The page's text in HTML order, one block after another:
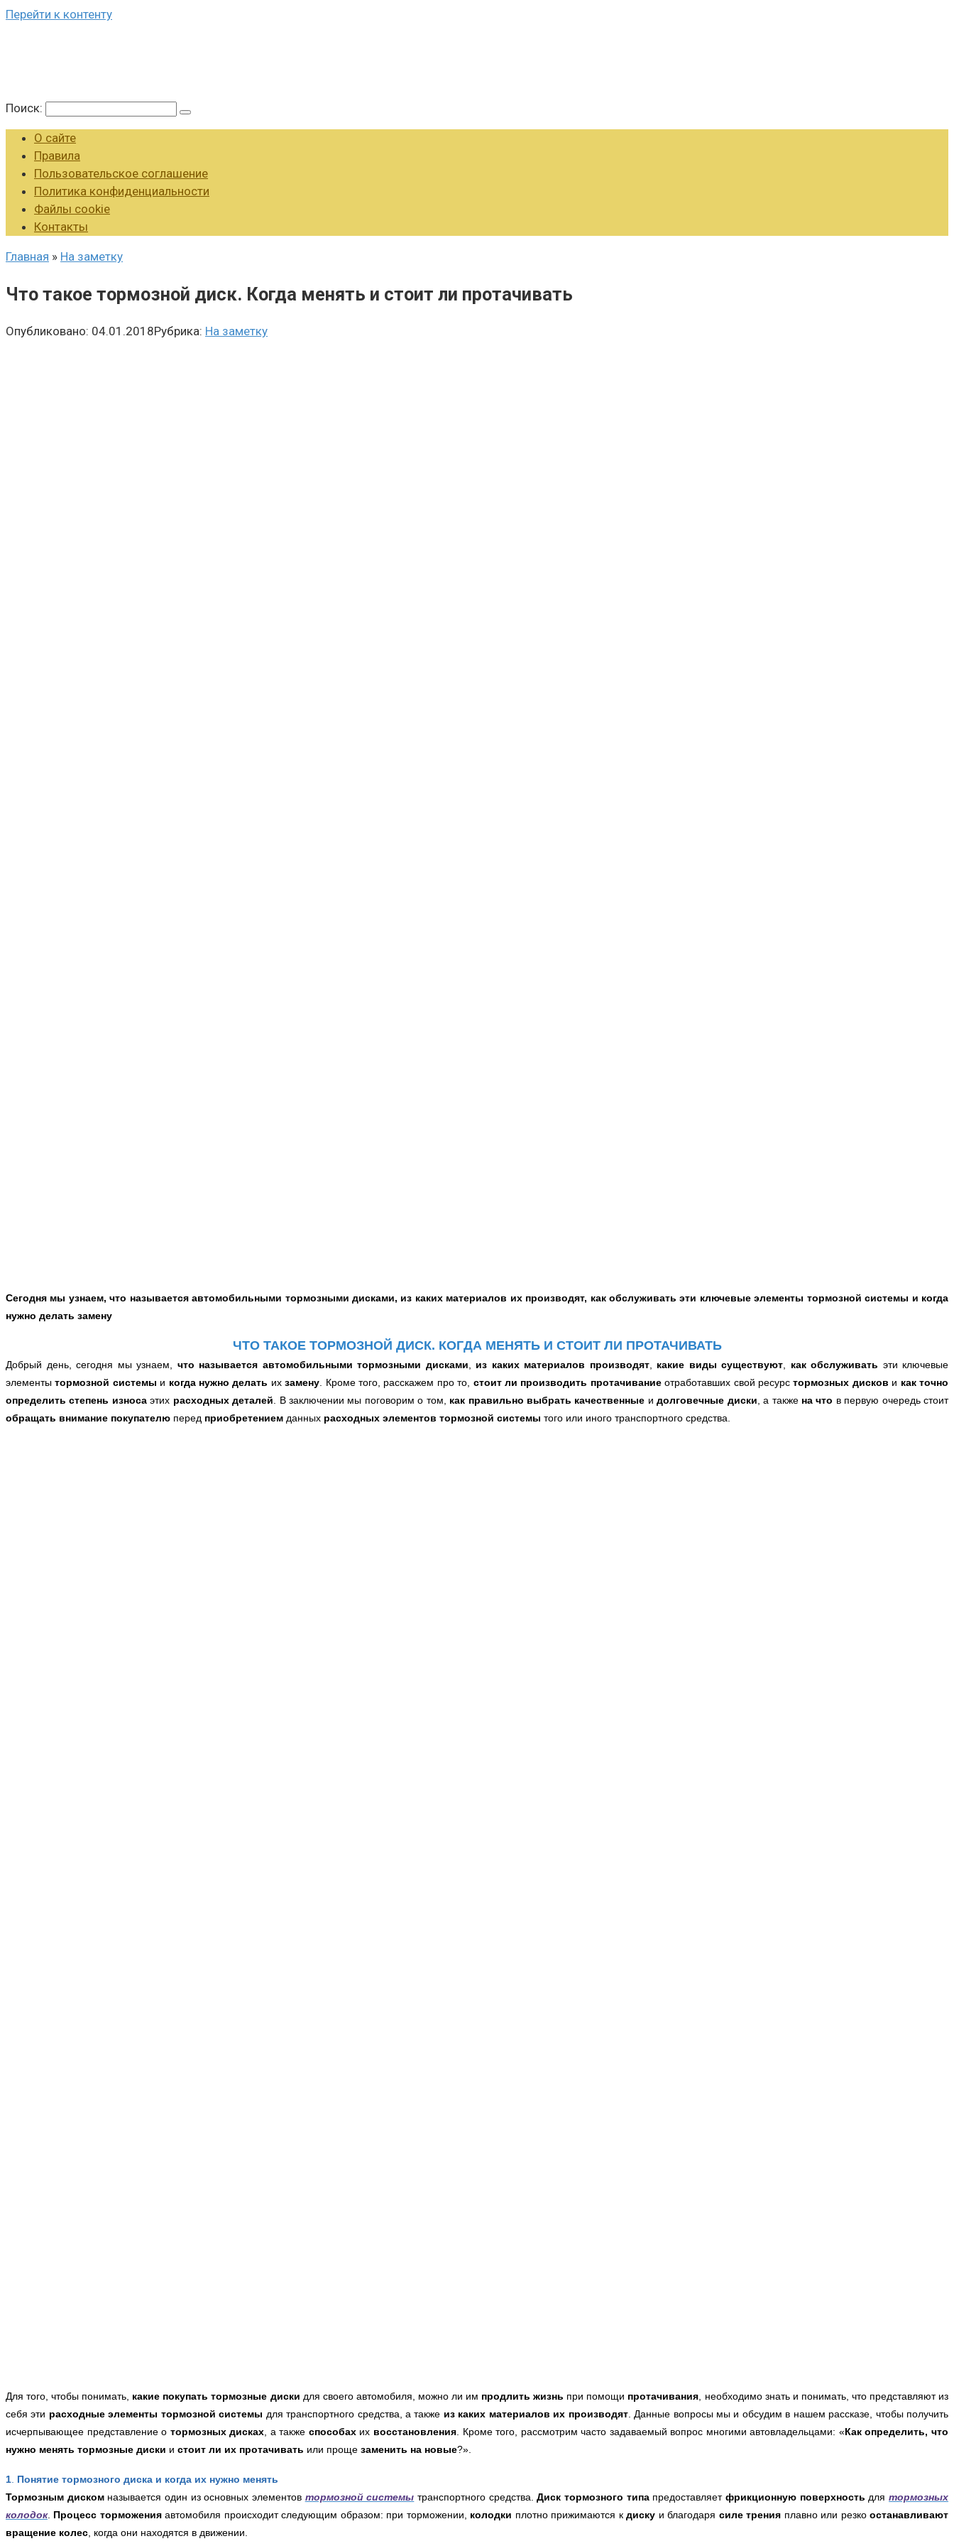
Перейти к контенту
Поиск:
О сайте
Правила
Пользовательское соглашение
Политика конфиденциальности
Файлы cookie
Контакты
Главная » На заметку
Что такое тормозной диск. Когда менять и стоит ли протачивать
Опубликовано: 04.01.2018Рубрика: На заметку
Сегодня мы узнаем, что называется автомобильными тормозными дисками, из каких материалов их производят, как обслуживать эти ключевые элементы тормозной системы и когда
нужно делать замену
ЧТО ТАКОЕ ТОРМОЗНОЙ ДИСК. КОГДА МЕНЯТЬ И СТОИТ ЛИ ПРОТАЧИВАТЬ
Добрый день, сегодня мы узнаем, что называется автомобильными тормозными дисками, из каких материалов производят, какие виды существуют, как обслуживать эти ключевые
элементытормозной системы и когда нужно делать ихзамену. Кроме того, расскажем про то, стоит ли производить протачиваниеотработавших свой ресурстормозных дисков и как точно
определить степень износаэтих расходных деталей. В заключении мы поговорим о том, как правильно выбрать качественные идолговечные диски, а также на что в первую очередь стоит
обращать внимание покупателю перед приобретением данных расходных элементов тормозной системы того или иного транспортного средства.
Для того, чтобы понимать, какие покупать тормозные диски для своего автомобиля, можно ли им продлить жизнь при помощи протачивания, необходимо знать и понимать, что представляют из
себя эти расходные элементы тормозной системы для транспортного средства, а также из каких материалов их производят.Данные вопросы мы и обсудим в нашем рассказе, чтобы получить
исчерпывающее представление о тормозных дисках, а также способахих восстановления. Кроме того, рассмотрим часто задаваемый вопрос многими автовладельцами: «Как определить, что
нужно менять тормозные диски и стоит ли их протачивать или проще заменить на новые?».
1. Понятие тормозного диска и когда их нужно менять
Тормозным дискомназывается один из основных элементов тормозной системы транспортного средства.Диск тормозного типапредоставляетфрикционную поверхность длятормозных
колодок. Процесс торможенияавтомобиля происходит следующим образом: при торможении, колодки плотно прижимаются кдиску и благодаря силе трения плавно или резкоостанавливают
вращение колес, когда они находятся в движении.